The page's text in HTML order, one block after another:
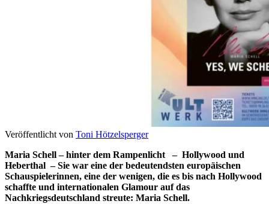
Veröffentlicht von Toni Hötzelsperger
Maria Schell – hinter dem Rampenlicht – Hollywood und
Heberthal – Sie war eine der bedeutendsten europäischen
Schauspielerinnen, eine der wenigen, die es bis nach Hollywood
schaffte und internationalen Glamour auf das
Nachkriegsdeutschland streute: Maria Schell.